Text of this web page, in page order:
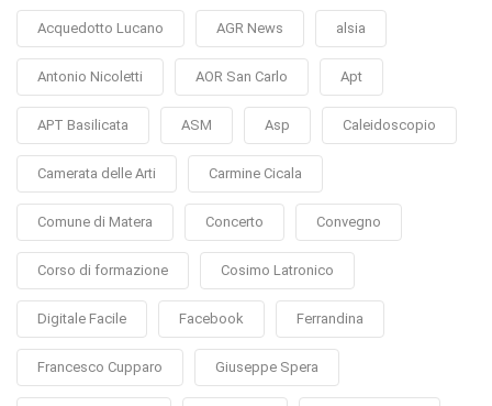
Acquedotto Lucano AGR News alsia
Antonio Nicoletti AOR San Carlo Apt
APT Basilicata ASM Asp Caleidoscopio
Camerata delle Arti Carmine Cicala
Comune di Matera Concerto Convegno
Corso di formazione Cosimo Latronico
Digitale Facile Facebook Ferrandina
Francesco Cupparo Giuseppe Spera